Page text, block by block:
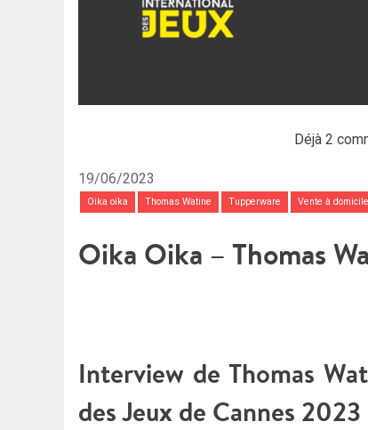
Déjà 2
19/06/2023
Oika oika Thomas Watine Tupperware Vente à domicile
Oika Oika – Thomas
Interview de Thomas
des Jeux de Cannes 2023